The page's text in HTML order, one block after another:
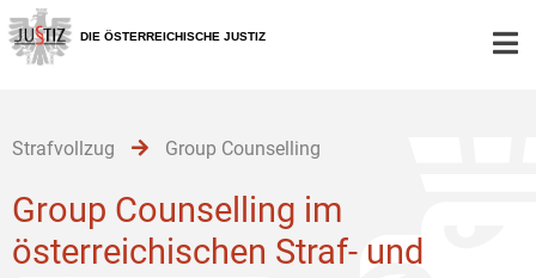
Zur
Hauptnavigation
[1]
Zum
Inhalt
[2]
Zum
Untermenü
[3]
DIE ÖSTERREICHISCHE JUSTIZ
Strafvollzug Group Counselling
Group Counselling im
österreichischen Straf- und